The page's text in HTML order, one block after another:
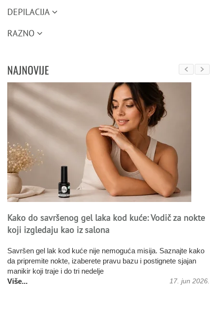
DEPILACIJA
RAZNO
NAJNOVIJE
Više...
Više...
Kako do savršenog gel laka kod kuće: Vodič za nokte
koji izgledaju kao iz salona
Savršen gel lak kod kuće nije nemoguća misija. Saznajte kako
da pripremite nokte, izaberete pravu bazu i postignete sjajan
manikir koji traje i do tri nedelje
Više...
17. jun 2026.
Više...